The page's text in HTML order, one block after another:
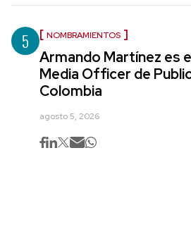
5 NOMBRAMIENTOS
Armando Martínez es
Media Officer de
Colombia
agosto 5, 2026